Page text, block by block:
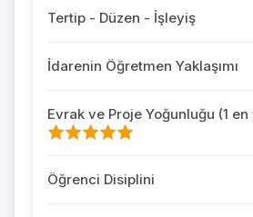
Tertip - Düzen - İşleyiş
İdarenin Öğretmen Yaklaşımı
Evrak ve Proje Yoğunluğu (1 en
Öğrenci Disiplini